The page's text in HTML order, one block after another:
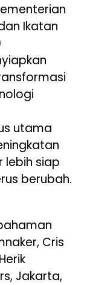
Ikatan
utama
lebih siap
berubah.
Cris
Jakarta,